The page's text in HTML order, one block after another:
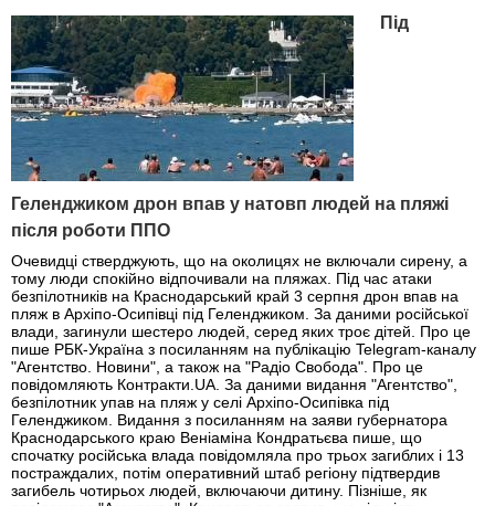
Під
Геленджиком дрон впав у натовп людей на пляжі
після роботи ППО
Очевидці стверджують, що на околицях не включали сирену, а
тому люди спокійно відпочивали на пляжах. Під час атаки
безпілотників на Краснодарський край 3 серпня дрон впав на
пляж в Архіпо-Осипівці під Геленджиком. За даними російської
влади, загинули шестеро людей, серед яких троє дітей. Про це
пише РБК-Україна з посиланням на публікацію Telegram-каналу
"Агентство. Новини", а також на "Радіо Свобода". Про це
повідомляють Контракти.UA. За даними видання "Агентство",
безпілотник упав на пляж у селі Архіпо-Осипівка під
Геленджиком. Видання з посиланням на заяви губернатора
Краснодарського краю Веніаміна Кондратьєва пише, що
спочатку російська влада повідомляла про трьох загиблих і 13
постраждалих, потім оперативний штаб регіону підтвердив
загибель чотирьох людей, включаючи дитину. Пізніше, як